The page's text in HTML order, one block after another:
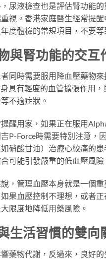
尿液檢查也是評估腎功能
視。香港家庭醫生經常提
度體檢的常規項目，不要等
與腎功能的交互
同時需要服用降血壓藥物
具有輕度的血管擴張作用
不適症狀。
醒用家，如果正在服用
P-Force時需要特別注意，
硝酸甘油）治療心絞痛的
可能引發嚴重的低血壓風險
，管理血壓本身就是一個
果血壓控制不理想，或者
限度地降低用藥風險。
生活習慣的雙向
藥物代謝，反過來，良好